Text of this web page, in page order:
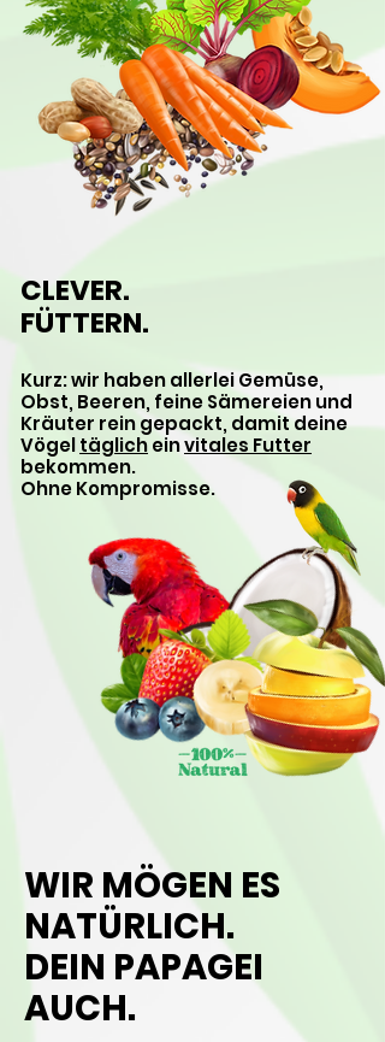
CLEVER.
FÜTTERN.
Kurz: wir haben allerlei Gemüse,
Obst, Beeren, feine Sämereien und
Kräuter rein gepackt, damit deine
Vögeltäglicheinvitales Futter
bekommen.
Ohne Kompromisse.
WIR MÖGEN ES
NATÜRLICH.
DEIN PAPAGEI
AUCH.